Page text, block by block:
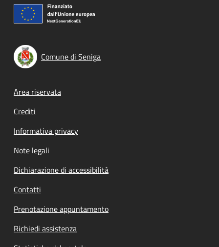
Comune di Seniga
Footer menu
Area riservata
Crediti
Informativa privacy
Note legali
Dichiarazione di accessibilità
Contatti
Prenotazione appuntamento
Richiedi assistenza